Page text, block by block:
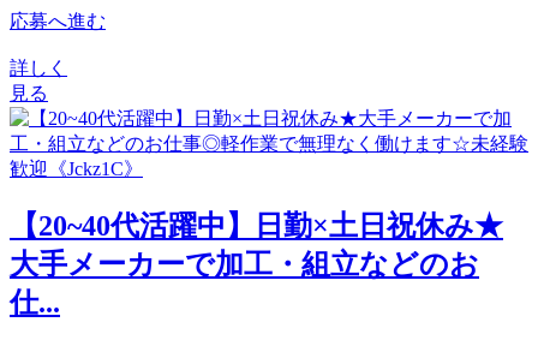
応募へ進む
詳しく
見る
【20~40代活躍中】日勤×土日祝休み★
大手メーカーで加工・組立などのお
仕...